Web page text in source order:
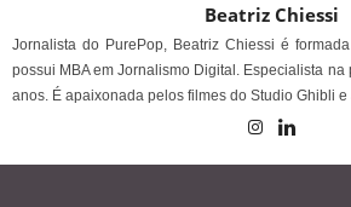
Beatriz Chiessi
Jornalista do PurePop, Beatriz Chiessi é
possui MBA em Jornalismo Digital. Especialista
anos. É apaixonada pelos filmes do Studio Ghibli e